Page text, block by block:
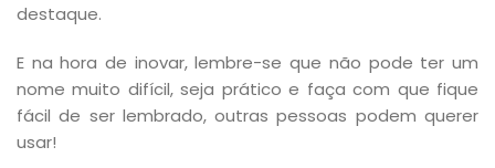
destaque.
E na hora de inovar, lembre-se que não pode ter um
nome muito difícil, seja prático e faça com que fique
fácil de ser lembrado, outras pessoas podem querer
usar!